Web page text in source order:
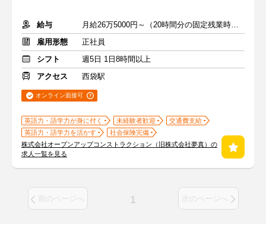
給与
月給26万5000円～（20時間分の固定残業時間代を含む）
雇用形態
正社員
シフト
週5日 1日8時間以上
アクセス
西袋駅
オンライン面接可
英語力・語学力が身に付く 未経験者歓迎
交通費支給
英語力・語学力を活かす
社会保険完備
株式会社オープンアップコンストラクション（旧株式会社夢真）の
求人一覧を見る
前のページへ 1 次のページへ